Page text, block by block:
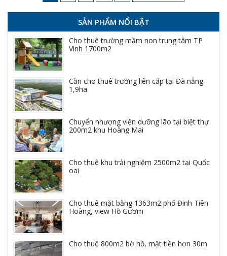
SẢN PHẨM NỔI BẬT
Cho thuê trường mầm non trung tâm TP
Vinh 1700m2
Cần cho thuê trường liên cấp tại Đà nẵng
1,9ha
Chuyển nhượng viện dưỡng lão tại biệt thự
200m2 khu Hoàng Mai
Cho thuê khu trải nghiệm 2500m2 tại Quốc
oai
Cho thuê mặt bằng 1363m2 phố Đinh Tiên
Hoàng, view Hồ Gươm
Cho thuê 800m2 bờ hồ, mặt tiền hơn 30m